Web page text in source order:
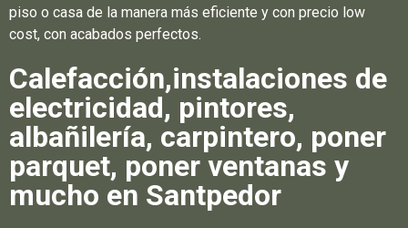
piso o casa de la manera más eficiente y con precio low
cost, con acabados perfectos.
Calefacción,instalaciones de
electricidad, pintores,
albañilería, carpintero, poner
parquet, poner ventanas y
mucho en Santpedor